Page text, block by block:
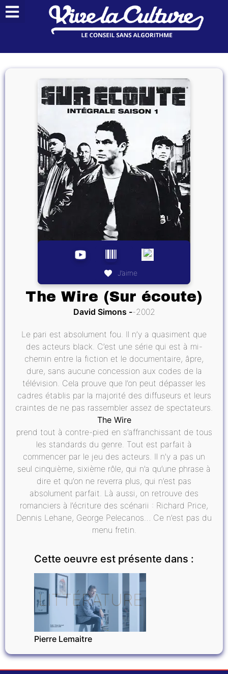
J’aime
The Wire (Sur écoute)
David Simons 2002
Le pari est absolument fou. Il n’y a quasiment que
des acteurs black. C’est une série qui est à mi-
chemin entre la fiction et le documentaire, âpre,
dure, sans aucune concession aux codes de la
télévision. Cela prouve que l’on peut dépasser les
cadres établis par la majorité des diffuseurs et leurs
craintes de ne pas rassembler assez de spectateurs.
The Wire
prend tout à contre-pied en s’affranchissant de tous
les standards du genre. Tout est parfait à
commencer par le jeu des acteurs. Il n’y a pas un
seul cinquième, sixième rôle, qui n’a qu’une phrase à
dire et qu’on ne reverra plus, qui n’est pas
absolument parfait. Là aussi, on retrouve des
romanciers à l’écriture des scénarii : Richard Price,
Dennis Lehane, George Pelecanos… Ce n’est pas du
menu fretin.
Cette oeuvre est présente dans :
LITTÉRATURE
Pierre Lemaitre